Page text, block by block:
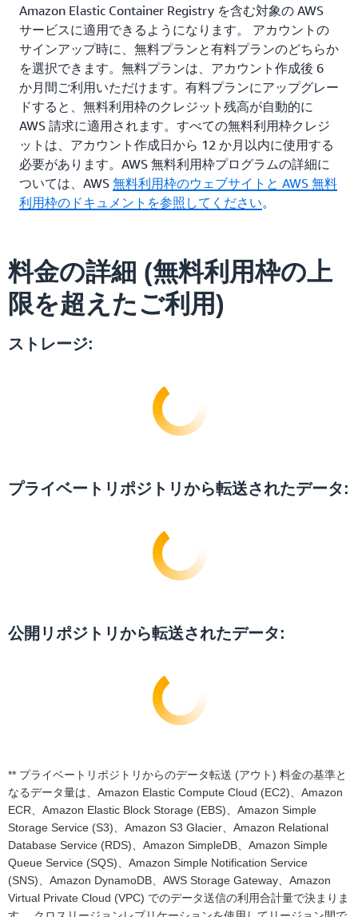
Amazon Elastic Container Registry を含む対象の AWS
サービスに適用できるようになります。 アカウントの
サインアップ時に、無料プランと有料プランのどちらか
を選択できます。無料プランは、アカウント作成後 6
か月間ご利用いただけます。有料プランにアップグレー
ドすると、無料利用枠のクレジット残高が自動的に
AWS 請求に適用されます。すべての無料利用枠クレジ
ットは、アカウント作成日から 12 か月以内に使用する
必要があります。AWS 無料利用枠プログラムの詳細に
ついては、AWS 無料利用枠のウェブサイトと AWS 無料
利用枠のドキュメントを参照してください。
料金の詳細 (無料利用枠の上
限を超えたご利用)
ストレージ:
プライベートリポジトリから転送されたデータ:
公開リポジトリから転送されたデータ:
** プライベートリポジトリからのデータ転送 (アウト) 料金の基準と
なるデータ量は、Amazon Elastic Compute Cloud (EC2)、Amazon
ECR、Amazon Elastic Block Storage (EBS)、Amazon Simple
Storage Service (S3)、Amazon S3 Glacier、Amazon Relational
Database Service (RDS)、Amazon SimpleDB、Amazon Simple
Queue Service (SQS)、Amazon Simple Notification Service
(SNS)、Amazon DynamoDB、AWS Storage Gateway、Amazon
Virtual Private Cloud (VPC) でのデータ送信の利用合計量で決まりま